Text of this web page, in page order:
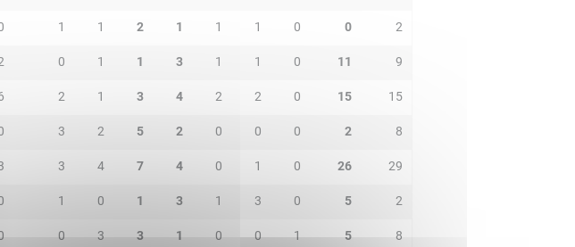
1 1 2 1 1 1 0 0 2
0 1 1 3 1 1 0 11 9
2 1 3 4 2 2 0 15 15
3 2 5 2 0 0 0 2 8
3 4 7 4 0 1 0 26 29
1 0 1 3 1 3 0 5 2
0 3 3 1 0 0 1 5 8